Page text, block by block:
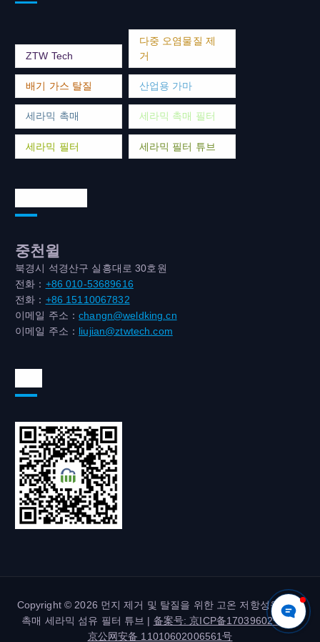
ZTW Tech
다중 오염물질 제
거
배기 가스 탈질 산업용 가마
세라믹 촉매 세라믹 촉매 필터
세라믹 필터 세라믹 필터 튜브
중천윌
북경시 석경산구 실흥대로 30호원
전화： +86 010-53689616
전화： +86 15110067832
이메일 주소：changn@weldking.cn
이메일 주소： liujian@ztwtech.com
Copyright © 2026 먼지 제거 및 탈질을 위한 고온 저항성을 갖춘
촉매 세라믹 섬유 필터 튜브 | 备案号: 京ICP备17039602号-2|
京公网安备 11010602006561号